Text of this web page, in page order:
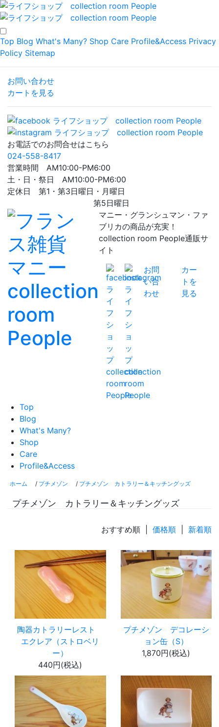
Top Blog What's Many? Shop Care Profile&Access Privacy
Policy Sitemap
お問い合わせ
カートを見る
お電話でのお問合せはこちら
024-558-8417
営業時間 AM10:00-PM6:00
土・日・祭日 AM10:00-PM6:00
定休日 第1・第3日曜日・月曜日
第5日曜日
マニー・グランシュマン・ファ
ブリカの商品が充実！
collection room People通販サ
イト
お問
い合
わせ
カー
トを
見る
Top
Blog
What's Many?
Shop
Care
Profile&Access
ホーム / プチメゾン / プチメゾン カトラリー＆キッチングッズ
プチメゾン カトラリー＆キッチングッズ
おすすめ順 | 価格順 新着順
陶器カトラリーレスト
エクレア（ストロベリ
ー）
440円(税込)
プチメゾン デコレーシ
ョン缶（S）
1,870円(税込)